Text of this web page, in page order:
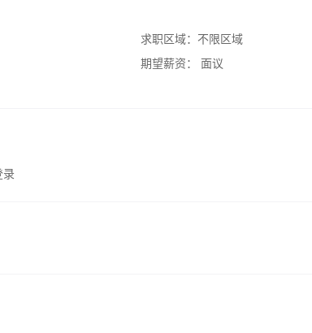
求职区域： 不限区域
期望薪资：
面议
录